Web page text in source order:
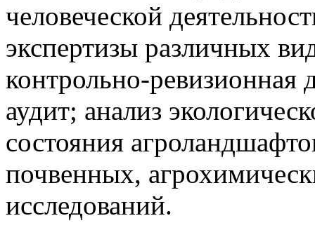
человеческой
экспертизы различных
контрольно-ревизионная
аудит; анализ
состояния
почвенных,
исследований.